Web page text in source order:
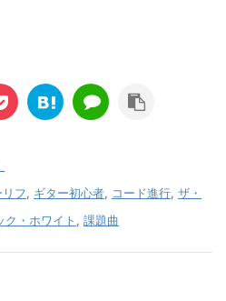
フ, ギター初心者, コード進行, ザ・
ク・ホワイト , 課題曲